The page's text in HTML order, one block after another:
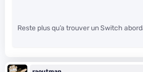
Reste plus qu’a trouver un Switch